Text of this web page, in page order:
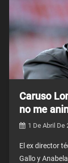
Caruso
no me
1 De Abril De
El ex director
Gallo y